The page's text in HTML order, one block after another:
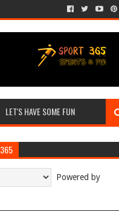
LET'S HAVE SOME FUN
Powered by